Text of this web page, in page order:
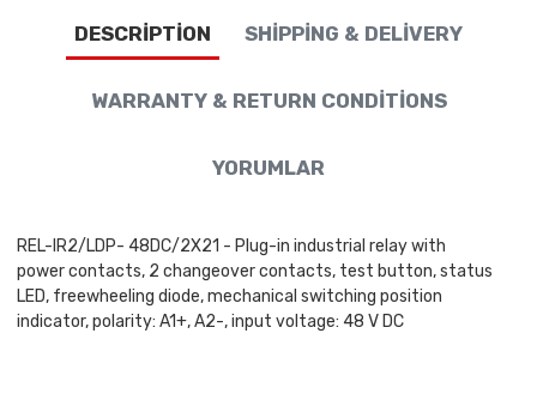
DESCRIPTION SHIPPING & DELIVERY
WARRANTY & RETURN CONDITIONS
YORUMLAR
REL-IR2/LDP- 48DC/2X21 - Plug-in industrial relay with
power contacts, 2 changeover contacts, test button, status
LED, freewheeling diode, mechanical switching position
indicator, polarity: A1+, A2-, input voltage: 48 V DC